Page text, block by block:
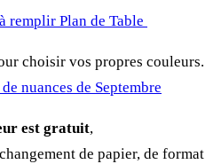
remplir Plan de Table
choisir vos propres couleurs.
nuances de Septembre
est gratuit,
de papier, de format